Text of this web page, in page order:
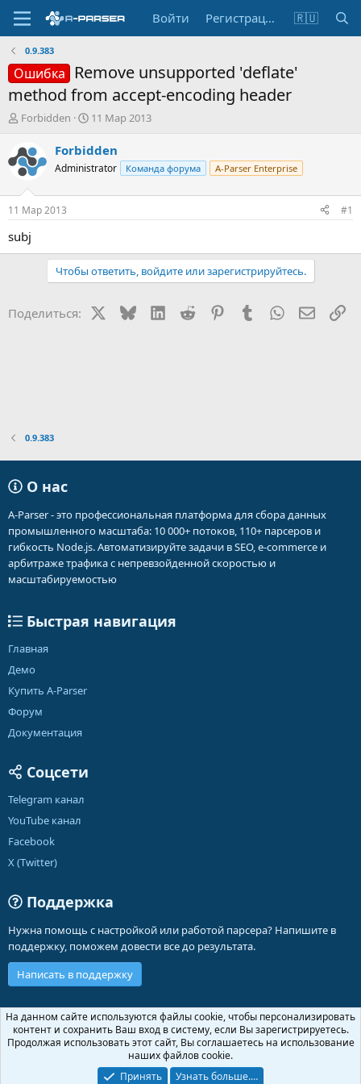
Войти Регистрация 🇷🇺
0.9.383
Ошибка
Remove unsupported 'deflate'
method from accept-encoding header
А
т
о
р
т
е
м
ы
Forbidden
Д
т
н
а
11 Мар 2013
Forbidden
Administrator Команда форума A-Parser Enterprise
11 Мар 2013 #1
subj
Чтобы ответить, войдите или зарегистрируйтесь.
Поделиться: BlueskyLinkedIn
Reddit PinterestTumblr WhatsApp
0.9.383
О нас
A-Parser - это профессиональная платформа для сбора данных
промышленного масштаба: 10 000+ потоков, 110+ парсеров и
гибкость Node.js. Автоматизируйте задачи в SEO, e-commerce и
арбитраже трафика с непревзойденной скоростью и
масштабируемостью
Быстрая навигация
Главная
Демо
Купить A-Parser
Форум
Документация
Соцсети
Telegram канал
YouTube канал
Facebook
X (Twitter)
Поддержка
Нужна помощь с настройкой или работой парсера? Напишите в
поддержку, поможем довести все до результата.
Написать в поддержку
Russian (RU)
Обратная связь
Условия и правила
Политика конфиденциальности
Помощь
Community platform by XenForo ® © 2010-2026 XenForo Ltd.
На данном сайте используются файлы cookie, чтобы персонализировать
контент и сохранить Ваш вход в систему, если Вы зарегистрируетесь.
Продолжая использовать этот сайт, Вы соглашаетесь на использование
наших файлов cookie.
Принять
Узнать больше.…